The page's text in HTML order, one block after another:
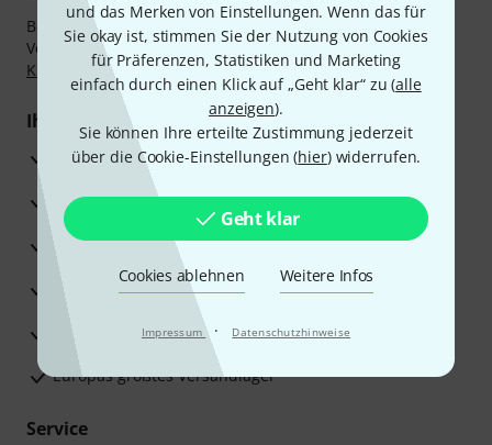
und das Merken von Einstellungen. Wenn das für
Sie okay ist, stimmen Sie der Nutzung von Cookies
für Präferenzen, Statistiken und Marketing
einfach durch einen Klick auf „Geht klar“ zu (alle
anzeigen).
Sie können Ihre erteilte Zustimmung jederzeit
über die Cookie-Einstellungen (hier) widerrufen.
Geht klar
Cookies ablehnen Weitere Infos
Impressum · Datenschutzhinweise
Bezahlen Sie vertraulich und sicher per Nachnahme,
Vorkasse, PayPal, Amazon Pay,Klarna Sofort bezahlen,
Klarna Ratenzahlungoder Kreditkarte.
Ihre Vorteile
3 Jahre Thomann Garantie
30 Tage Money-Back-Garantie
Reparaturservice
Beratung durch Fachexperten
Zufriedenheitsgarantie
Europas größtes Versandlager
Service